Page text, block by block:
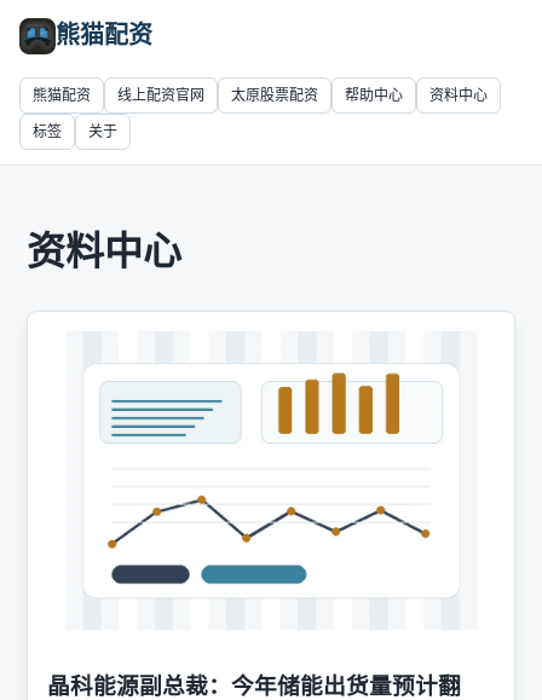
熊猫配资
熊猫配资 线上配资官网 太原股票配资 帮助中心 资料中心
标签 关于
资料中心
晶科能源副总裁：今年储能出货量预计翻